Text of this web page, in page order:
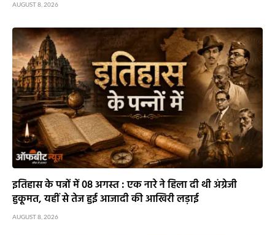
AUGUST 8, 2026
इतिहास के पन्नों में 08 अगस्त : एक नारे ने हिला दी थी अंग्रेजी
हुकूमत, यहीं से तेज हुई आजादी की आखिरी लड़ाई
AUGUST 8, 2026